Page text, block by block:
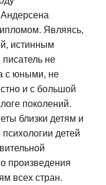
Являясь,
истинным
не
с юными, не
и с большой
поколений.
близки детям и
детей
произведения
всех стран.